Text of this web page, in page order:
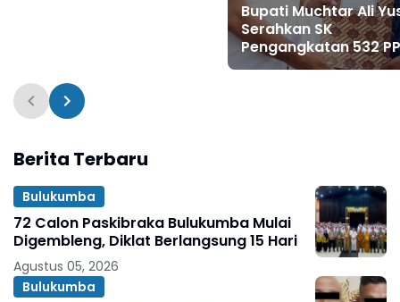
Bupati Muchtar Ali
Serahkan SK
Pengangkatan 532
Guru Formasi Tahun
Berita Terbaru
Bulukumba
72 Calon Paskibraka Bulukumba Mulai
Digembleng, Diklat Berlangsung 15 Hari
Agustus 05, 2026
Bulukumba